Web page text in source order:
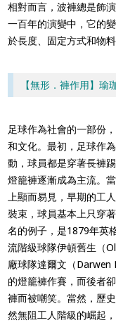
相對而言，波褲總是飾
一百年的演變中，它的
於長度、固定方式和物料
【無形．褲作用】瑜
足球作為社會的一部份
和文化。最初，足球作
動，球員都是穿著長褲
燈籠褲逐漸成為主流。
上顯而易見，早期的工
裝束，球員基本上只穿
名的例子，是1879年英
流階級球隊伊頓舊生（
廠球隊達爾文（Darwen
的燈籠褲作賽，而後者
褲而被嘲笑。當然，歷
然無阻工人階級的崛起